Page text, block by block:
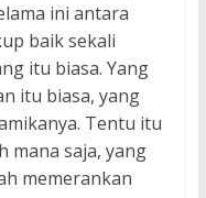
ini antara
baik sekali
itu biasa. Yang
itu biasa, yang
Tentu itu
mana saja, yang
memerankan